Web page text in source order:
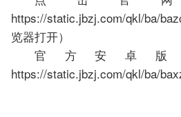
https://static.jbzj.com/qkl/ba/
览器打开）
官方安卓版
https://static.jbzj.com/qkl/ba/